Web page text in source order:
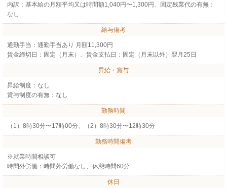
内訳：基本給の月額平均又は時間額1,040円〜1,300円、固定残業代の有無：
なし
給与備考
通勤手当：通勤手当あり 月額11,300円
賃金締切日：固定（月末）、賃金支払日：固定（月末以外）翌月25日
昇給・賞与
昇給制度：なし
賞与制度の有無：なし
勤務時間
（1）8時30分〜17時00分、（2）8時30分〜12時30分
勤務時間備考
※就業時間相談可
時間外労働：時間外労働なし、休憩時間60分
休日